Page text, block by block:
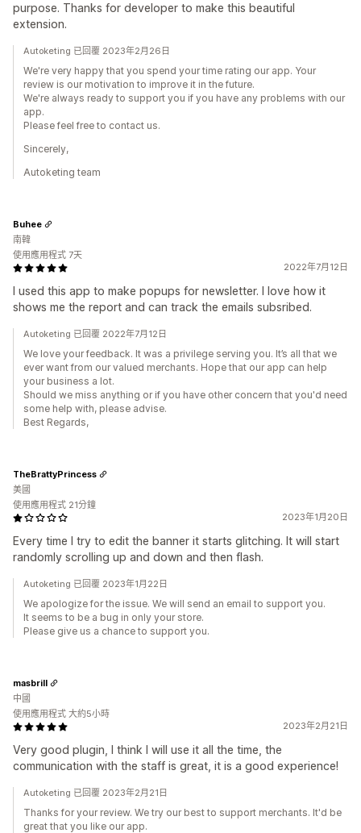
purpose. Thanks for developer to make this beautiful
extension.
Autoketing 已回覆 2023年2月26日
We're very happy that you spend your time rating our app. Your
review is our motivation to improve it in the future.
We're always ready to support you if you have any problems with our
app.
Please feel free to contact us.
Sincerely,
Autoketing team
2022年7月12日
I used this app to make popups for newsletter. I love how it
shows me the report and can track the emails subsribed.
Buhee
南韓
使用應用程式 7天
Autoketing 已回覆 2022年7月12日
We love your feedback. It was a privilege serving you. It’s all that we
ever want from our valued merchants. Hope that our app can help
your business a lot.
Should we miss anything or if you have other concern that you'd need
some help with, please advise.
Best Regards,
2023年1月20日
Every time I try to edit the banner it starts glitching. It will start
randomly scrolling up and down and then flash.
TheBrattyPrincess
美國
使用應用程式 21分鐘
Autoketing 已回覆 2023年1月22日
We apologize for the issue. We will send an email to support you.
It seems to be a bug in only your store.
Please give us a chance to support you.
2023年2月21日
Very good plugin, I think I will use it all the time, the
communication with the staff is great, it is a good experience!
masbrill
中國
使用應用程式 大約5小時
Autoketing 已回覆 2023年2月21日
Thanks for your review. We try our best to support merchants. It'd be
great that you like our app.